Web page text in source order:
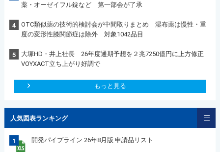
薬・オーゼイフル錠など 第一部会が了承
4
OTC類似薬の技術的検討会が中間取りまとめ 湿布薬は慢性・重
度の変形性膝関節症は除外 対象1042品目
5
大塚HD・井上社長 26年度通期予想を２兆7250億円に上方修正
VOYXACT立ち上がり好調で
もっと見る
人気図表ランキング
1 開発パイプライン 26年8月版 申請品リスト